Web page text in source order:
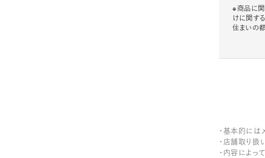
※商品に関
けに関す
住まいの
・基本的には
・店舗取り
・内容によっ